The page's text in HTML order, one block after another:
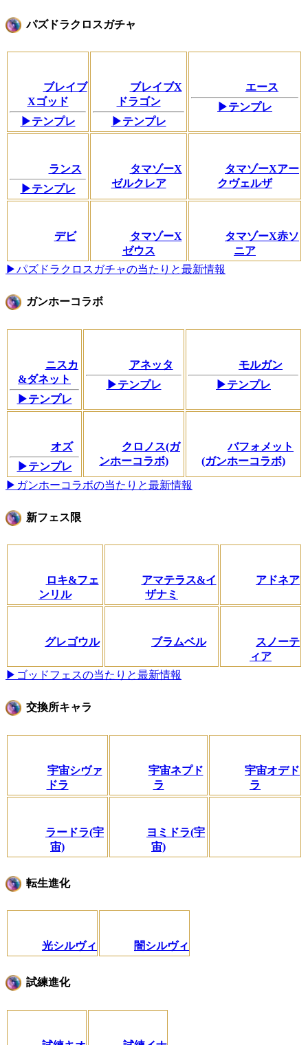
パズドラクロスガチャ
ブレイブ
Xゴッド
▶テンプレ
ブレイブX
ドラゴン
▶テンプレ
エース
▶テンプレ
ランス
▶テンプレ
タマゾーX
ゼルクレア
タマゾーXアー
クヴェルザ
デビ
タマゾーX
ゼウス
タマゾーX赤ソ
ニア
▶パズドラクロスガチャの当たりと最新情報
ガンホーコラボ
ニスカ
&ダネット
▶テンプレ
アネッタ
▶テンプレ
モルガン
▶テンプレ
オズ
▶テンプレ
クロノス(ガ
ンホーコラボ)
バフォメット
(ガンホーコラボ)
▶ガンホーコラボの当たりと最新情報
新フェス限
ロキ&フェ
ンリル
アマテラス&イ
ザナミ
アドネア
グレゴウル ブラムベル
スノーテ
ィア
▶ゴッドフェスの当たりと最新情報
交換所キャラ
宇宙シヴァ
ドラ
宇宙ネプド
ラ
宇宙オデド
ラ
ラードラ(宇
宙)
ヨミドラ(宇
宙)
転生進化
光シルヴィ 闇シルヴィ
試練進化